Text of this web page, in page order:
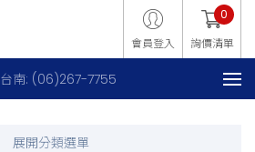
會員登入 詢價清單
0
台南: (06)267-7755